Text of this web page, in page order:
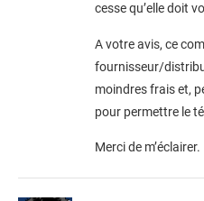
cesse qu’elle doit
A votre avis, ce
fournisseur/
moindres frais et,
pour permettre le
Merci de m’éclairer.